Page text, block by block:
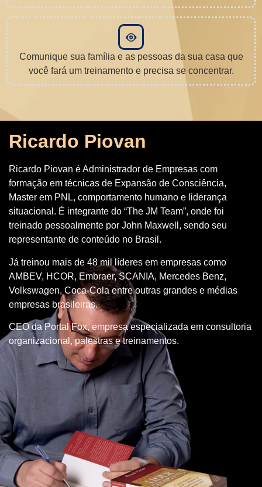
Comunique sua família e as pessoas da sua casa que
você fará um treinamento e precisa se concentrar.
Ricardo Piovan
Ricardo Piovan é Administrador de Empresas com
formação em técnicas de Expansão de Consciência,
Master em PNL, comportamento humano e liderança
situacional. É integrante do “The JM Team”, onde foi
treinado pessoalmente por John Maxwell, sendo seu
representante de conteúdo no Brasil.
Já treinou mais de 48 mil líderes em empresas como
AMBEV, HCOR, Embraer, SCANIA, Mercedes Benz,
Volkswagen, Coca-Cola entre outras grandes e médias
empresas brasileiras.
CEO da Portal Fox, empresa especializada em consultoria
organizacional, palestras e treinamentos.